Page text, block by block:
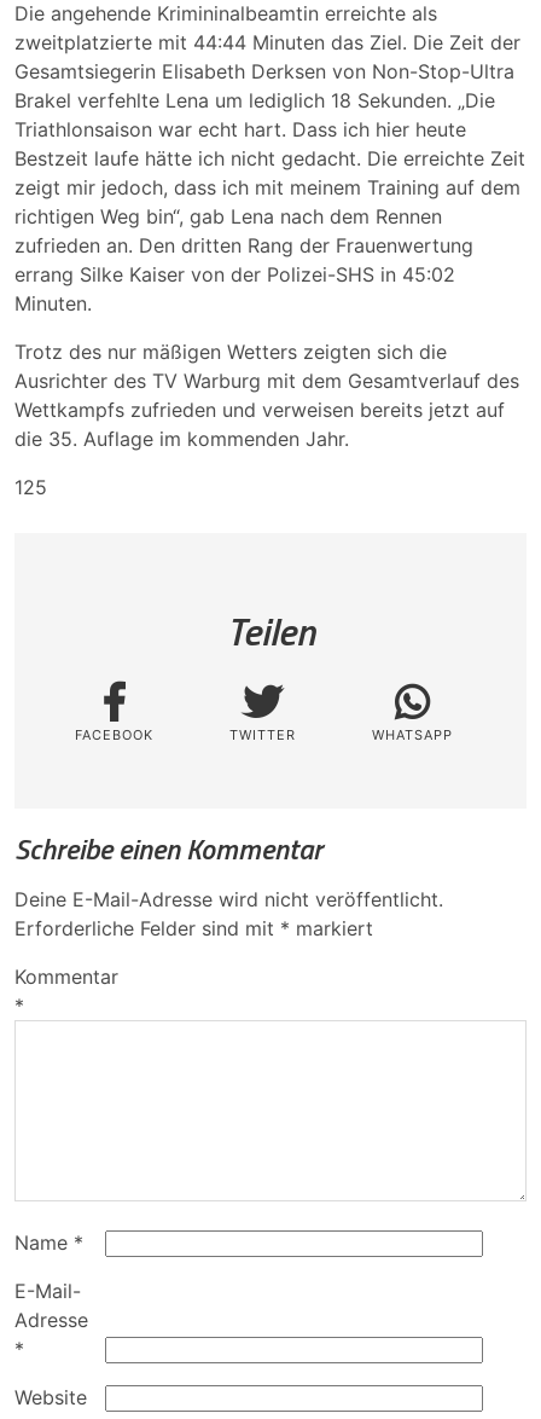
Die angehende Krimininalbeamtin erreichte als
zweitplatzierte mit 44:44 Minuten das Ziel. Die Zeit der
Gesamtsiegerin Elisabeth Derksen von Non-Stop-Ultra
Brakel verfehlte Lena um lediglich 18 Sekunden. „Die
Triathlonsaison war echt hart. Dass ich hier heute
Bestzeit laufe hätte ich nicht gedacht. Die erreichte Zeit
zeigt mir jedoch, dass ich mit meinem Training auf dem
richtigen Weg bin“, gab Lena nach dem Rennen
zufrieden an. Den dritten Rang der Frauenwertung
errang Silke Kaiser von der Polizei-SHS in 45:02
Minuten.
Trotz des nur mäßigen Wetters zeigten sich die
Ausrichter des TV Warburg mit dem Gesamtverlauf des
Wettkampfs zufrieden und verweisen bereits jetzt auf
die 35. Auflage im kommenden Jahr.
125
Teilen
FACEBOOK TWITTER WHATSAPP
Schreibe einen Kommentar
Deine E-Mail-Adresse wird nicht veröffentlicht.
Erforderliche Felder sind mit * markiert
Kommentar
*
Name *
E-Mail-
Adresse
*
Website